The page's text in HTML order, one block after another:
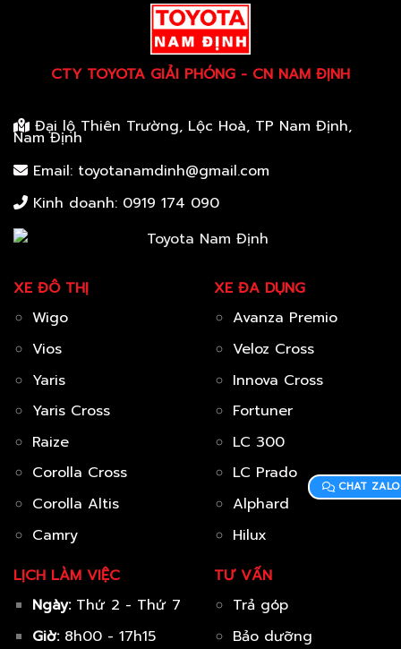
CTY TOYOTA GIẢI PHÓNG - CN NAM ĐỊNH
Đại lộ Thiên Trường, Lộc Hoà, TP Nam Định,
Nam Định
Email: toyotanamdinh@gmail.com
Kinh doanh: 0919 174 090
XE ĐÔ THỊ
Wigo
Vios
Yaris
Yaris Cross
Raize
Corolla Cross
Corolla Altis
Camry
LỊCH LÀM VIỆC
Ngày:Thứ 2 - Thứ 7
Giờ:8h00 - 17h15
XE ĐA DỤNG
Avanza Premio
Veloz Cross
Innova Cross
Fortuner
LC 300
LC Prado
Alphard
Hilux
TƯ VẤN
Trả góp
Bảo dưỡng
CHAT ZALO